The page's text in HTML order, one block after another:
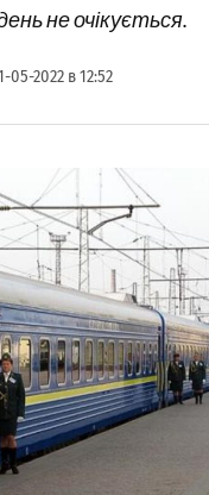
не очікується.
05-2022 в 12:52